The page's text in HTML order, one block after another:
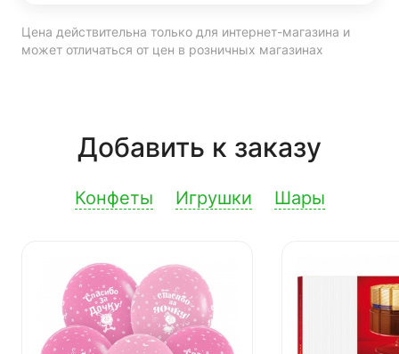
Цена действительна только для интернет-магазина и
может отличаться от цен в розничных магазинах
Добавить к заказу
Конфеты Игрушки Шары